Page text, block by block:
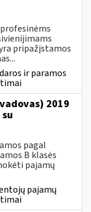
pripažįstamos
ir paramos
vadovas) 2019
pagal
B klasės
pajamų
pajamų